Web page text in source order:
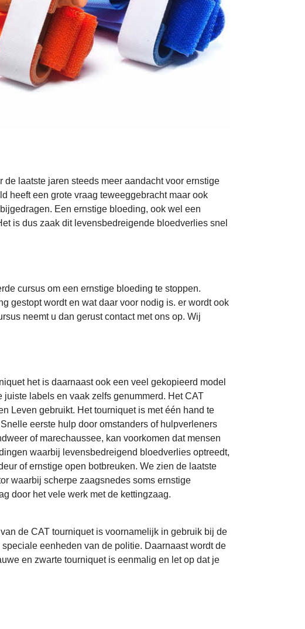
laatste jaren steeds meer aandacht voor ernstige
heeft een grote vraag teweeggebracht maar ook
Een ernstige bloeding, ook wel een
is dus zaak dit levensbedreigende bloedverlies snel
cursus om een ernstige bloeding te stoppen.
gestopt wordt en wat daar voor nodig is. er wordt ook
neemt u dan gerust contact met ons op. Wij
het is daarnaast ook een veel gekopieerd model
labels en vaak zelfs genummerd. Het CAT
Leven gebruikt. Het tourniquet is met één hand te
eerste hulp door omstanders of hulpverleners
of marechaussee, kan voorkomen dat mensen
waarbij levensbedreigend bloedverlies optreedt,
of ernstige open botbreuken. We zien de laatste
waarbij scherpe zaagsnedes soms ernstige
door het vele werk met de kettingzaag.
de CAT tourniquet is voornamelijk in gebruik bij de
eenheden van de politie. Daarnaast wordt de
en zwarte tourniquet is eenmalig en let op dat je